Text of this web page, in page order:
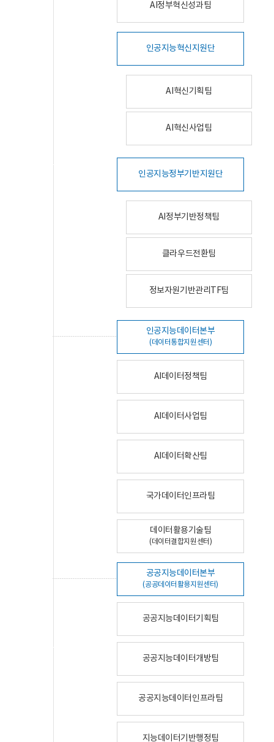
AI정부혁신성과팀
인공지능혁신지원단
AI혁신기획팀
AI혁신사업팀
인공지능정부기반지원단
AI정부기반정책팀
클라우드전환팀
정보자원기반관리TF팀
인공지능데이터본부
(데이터통합지원센터)
AI데이터정책팀
AI데이터사업팀
AI데이터확산팀
국가데이터인프라팀
데이터활용기술팀
(데이터결합지원센터)
공공지능데이터본부
(공공데이터활용지원센터)
공공지능데이터기획팀
공공지능데이터개방팀
공공지능데이터인프라팀
지능데이터기반행정팀